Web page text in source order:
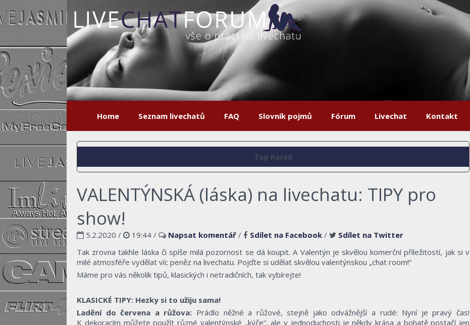
Home Seznam livechatů FAQ Slovník pojmů Fórum Livechat Kontakt
Top Rated
VALENTÝNSKÁ (láska) na livechatu: TIPY pro
show!
5.2.2020 / 19:44 / Napsat komentář / Sdílet na Facebook /
Sdílet na Twitter
Tak zrovna takhle láska či spíše milá pozornost se dá koupit. A Valentýn je skvělou komerční příležitostí, jak si v
milé atmosféře vydělat víc peněz na livechatu. Pojďte si udělat skvělou valentýnskou „chat room!“
Máme pro vás několik tipů, klasických i netradičních, tak vybírejte!
KLASICKÉ TIPY: Hezky si to užiju sama!
Ladění do červena a růžova: Prádlo něžné a růžové, stejně jako odvážnější a rudé: Nyní je pravý čas!
K dekoracím můžete použít různé valentýnské „kýče“, ale v jednoduchosti je někdy krása a bohatě postačí jen